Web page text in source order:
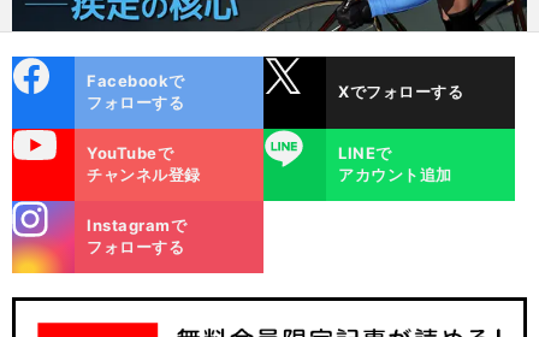
ok
Facebookで
フォローする
Xでフォローする
YouTubeで
チャンネル登録
LINE
LINEで
アカウント追加
m
Instagramで
フォローする